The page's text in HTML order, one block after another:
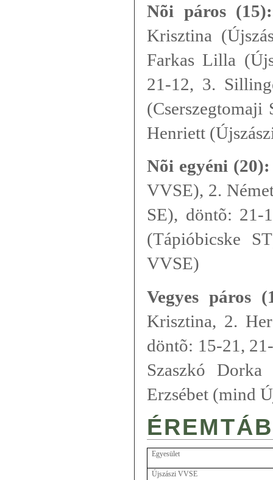
Nõi páros (15):
Krisztina
Farkas Lilla
21-12, 3.
(Cserszegtomaji
Henriett
Nõi egyéni
VVSE), 2.
SE), döntõ: 21-
(Tápióbicske
VVSE)
Vegyes páros
Krisztina, 2.
döntõ: 15-21,
Szaszkó
Erzsébet (mind
Egyesület
Újszászi VVSE